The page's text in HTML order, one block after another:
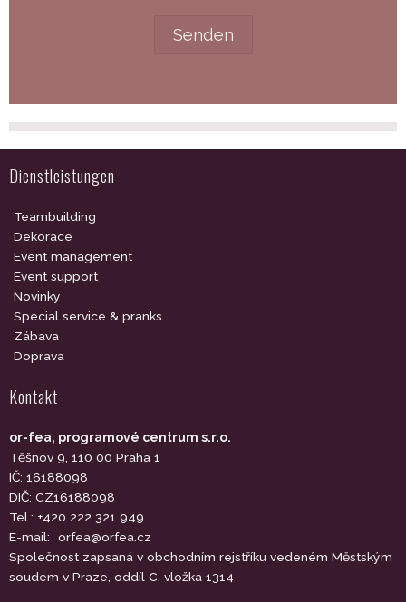
Dienstleistungen
Teambuilding
Dekorace
Event management
Event support
Novinky
Special service & pranks
Zábava
Doprava
Kontakt
or-fea, programové centrum s.r.o.
Těšnov 9, 110 00 Praha 1
IČ: 16188098
DIČ: CZ16188098
Tel.: +420 222 321 949
E-mail:
orfea@orfea.cz
Společnost zapsaná v obchodním rejstříku vedeném Městským
soudem v Praze, oddíl C, vložka 1314